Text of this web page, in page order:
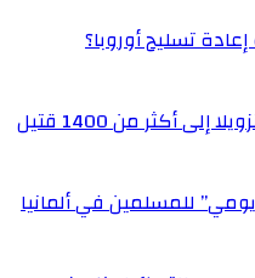
تسليح أوروبا؟
أكثر من 1400 قتيل
للمسلمين في ألمانيا